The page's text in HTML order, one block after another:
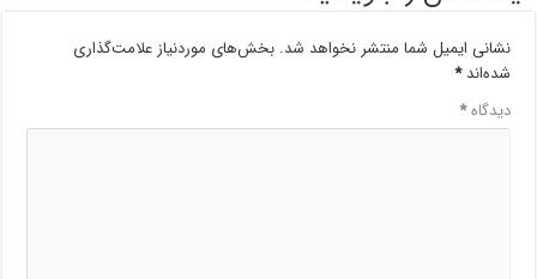
نشانی ایمیل شما منتشر نخواهد شد. بخش‌های موردنیاز علامت‌گذاری
شده‌اند*
دیدگاه*